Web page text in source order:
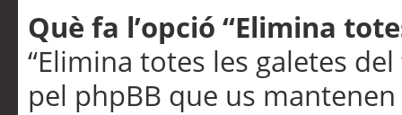
Què fa l’opció “Elimina
“Elimina totes les galetes
pel phpBB que us